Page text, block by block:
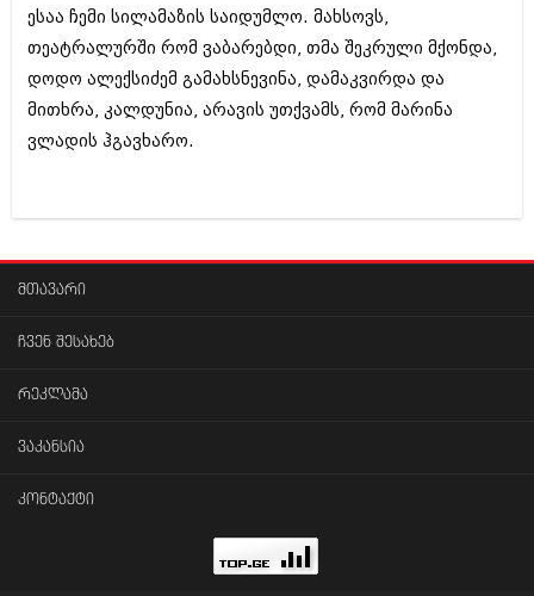
ესაა ჩემი სილამაზის საიდუმლო. მახსოვს,
თეატრალურში რომ ვაბარებდი, თმა შეკრული მქონდა,
დოდო ალექსიძემ გამახსნევინა, დამაკვირდა და
მითხრა, კალდუნია, არავის უთქვამს, რომ მარინა
ვლადის ჰგავხარო.
მთავარი
ჩვენ შესახებ
რეკლამა
ვაკანსია
კონტაქტი